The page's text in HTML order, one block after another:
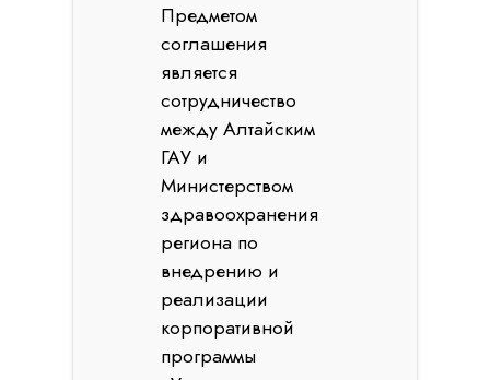
Предметом
соглашения
является
сотрудничество
между Алтайским
ГАУ и
Министерством
здравоохранения
региона по
внедрению и
реализации
корпоративной
программы